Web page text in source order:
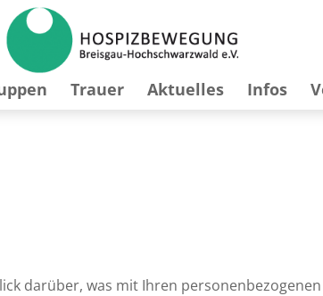
Trauer Aktuelles Infos
darüber, was mit Ihren